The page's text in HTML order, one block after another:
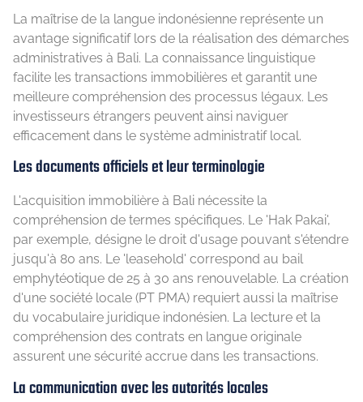
La maîtrise de la langue indonésienne représente un
avantage significatif lors de la réalisation des démarches
administratives à Bali. La connaissance linguistique
facilite les transactions immobilières et garantit une
meilleure compréhension des processus légaux. Les
investisseurs étrangers peuvent ainsi naviguer
efficacement dans le système administratif local.
Les documents officiels et leur terminologie
L'acquisition immobilière à Bali nécessite la
compréhension de termes spécifiques. Le 'Hak Pakai',
par exemple, désigne le droit d'usage pouvant s'étendre
jusqu'à 80 ans. Le 'leasehold' correspond au bail
emphytéotique de 25 à 30 ans renouvelable. La création
d'une société locale (PT PMA) requiert aussi la maîtrise
du vocabulaire juridique indonésien. La lecture et la
compréhension des contrats en langue originale
assurent une sécurité accrue dans les transactions.
La communication avec les autorités locales